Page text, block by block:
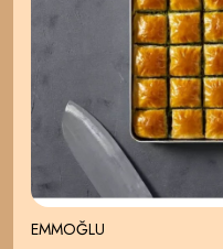
EMMOĞLU